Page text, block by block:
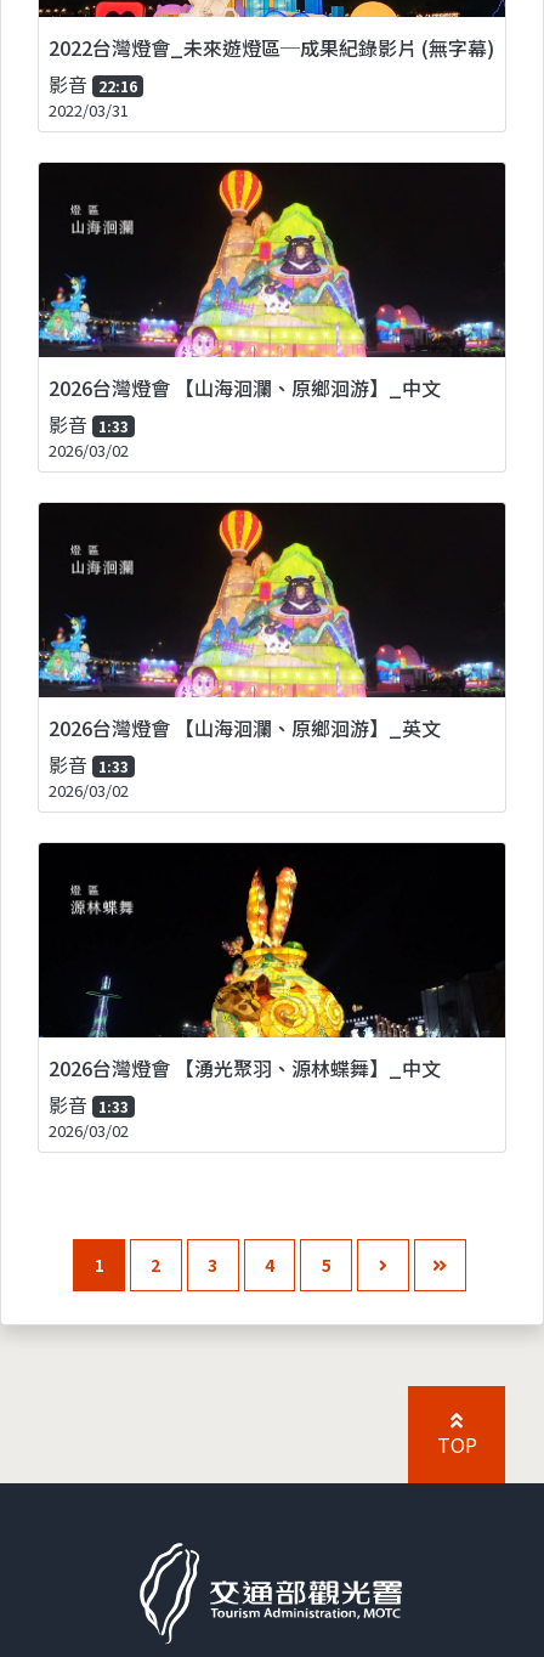
2022台灣燈會_未來遊燈區─成果紀錄影片 (無字幕)
影音 22:16
2022/03/31
2026台灣燈會 【山海洄瀾、原鄉洄游】_中文
影音 1:33
2026/03/02
2026台灣燈會 【山海洄瀾、原鄉洄游】_英文
影音 1:33
2026/03/02
2026台灣燈會 【湧光聚羽、源林蝶舞】_中文
影音 1:33
2026/03/02
1 2 3 4 5
TOP